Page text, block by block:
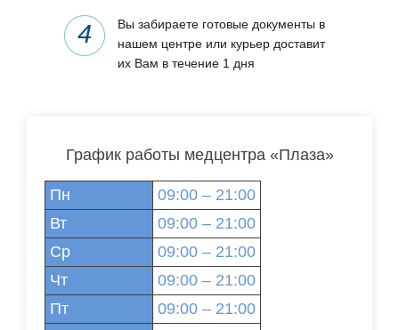
Вы забираете готовые документы в
нашем центре или курьер доставит
их Вам в течение 1 дня
График работы медцентра «Плаза»
Пн
09:00 – 21:00
Вт
09:00 – 21:00
Ср
09:00 – 21:00
Чт
09:00 – 21:00
Пт
09:00 – 21:00